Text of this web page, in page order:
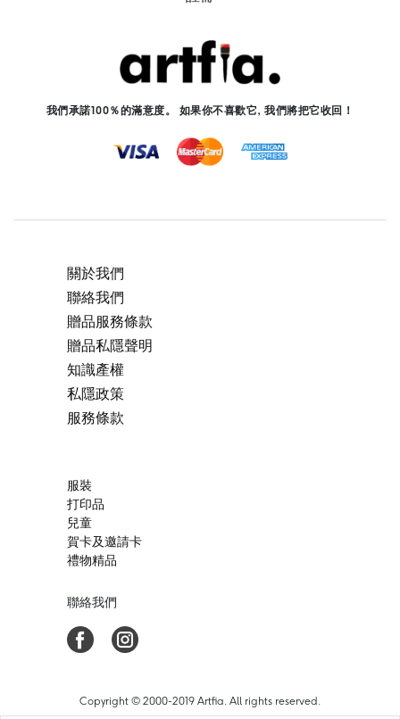
我們承諾100％的滿意度。 如果你不喜歡它, 我們將把它收回！
關於我們
聯絡我們
贈品服務條款
贈品私隱聲明
知識產權
私隱政策
服務條款
服裝
打印品
兒童
賀卡及邀請卡
禮物精品
聯絡我們
Copyright © 2000-2019 Artfia. All rights reserved.